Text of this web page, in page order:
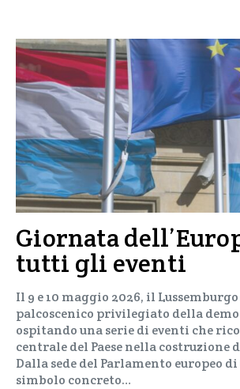
Giornata
tutti gli eventi
Il 9 e 10 maggio 2026, il
palcoscenico privilegiato della
ospitando una serie di eventi che
centrale del Paese nella costruzione
Dalla sede del Parlamento europeo
simbolo concreto…